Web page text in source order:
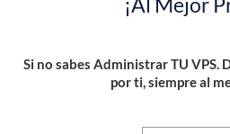
Si no sabes Administrar TU VPS.
por ti, siempre al